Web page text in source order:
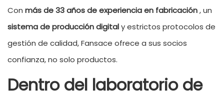
Con más de 33 años de experiencia en fabricación, un
sistema de producción digitaly estrictos protocolos de
gestión de calidad, Fansace ofrece a sus socios
confianza, no solo productos.
Dentro del laboratorio de